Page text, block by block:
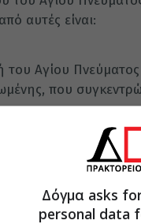
αυτές είναι:
Αγίου Πνεύματος
που
λίγα μόλις
Γιάννη, το
ένα από
Δόγμα asks
personal data